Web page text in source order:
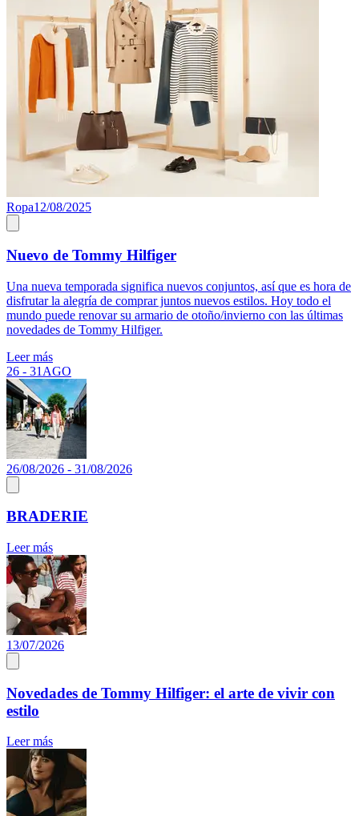
Ropa12/08/2025
Nuevo de Tommy Hilfiger
Una nueva temporada significa nuevos conjuntos, así que es hora de
disfrutar la alegría de comprar juntos nuevos estilos. Hoy todo el
mundo puede renovar su armario de otoño/invierno con las últimas
novedades de Tommy Hilfiger.
Leer más
26 - 31 AGO
26/08/2026 - 31/08/2026
BRADERIE
Leer más
13/07/2026
Novedades de Tommy Hilfiger: el arte de vivir con
estilo
Leer más